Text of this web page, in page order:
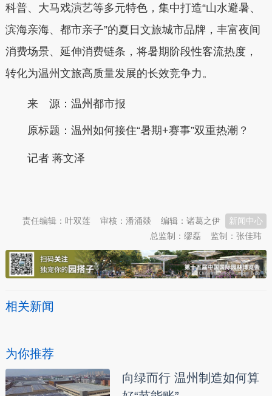
科普、大马戏演艺等多元特色，集中打造“山水避暑、
滨海亲海、都市亲子”的夏日文旅城市品牌，丰富夜间
消费场景、延伸消费链条，将暑期阶段性客流热度，
转化为温州文旅高质量发展的长效竞争力。
来 源：温州都市报
原标题： 温州如何接住“暑期+赛事”双重热潮？
记者 蒋文泽
新闻中心
编辑：诸葛之伊
审核：潘涌燚
责任编辑：叶双莲
监制：张佳玮
总监制：缪磊
相关新闻
为你推荐
向绿而行 温州制造如何算